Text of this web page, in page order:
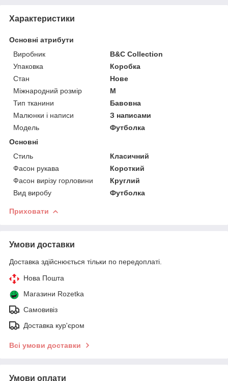
Характеристики
Основні атрибути
Виробник
B&C Collection
Упаковка
Коробка
Стан
Нове
Міжнародний розмір
M
Тип тканини
Бавовна
Малюнки і написи
З написами
Модель
Футболка
Основні
Стиль
Класичний
Фасон рукава
Короткий
Фасон вирізу горловини
Круглий
Вид виробу
Футболка
Приховати
Умови доставки
Доставка здійснюється тільки по передоплаті.
Нова Пошта
Магазини Rozetka
Самовивіз
Доставка кур'єром
Всі умови доставки
Умови оплати